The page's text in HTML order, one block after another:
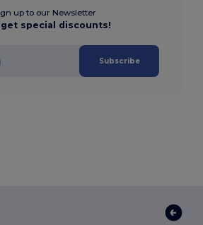
up to our Newsletter
special discounts!
Subscribe